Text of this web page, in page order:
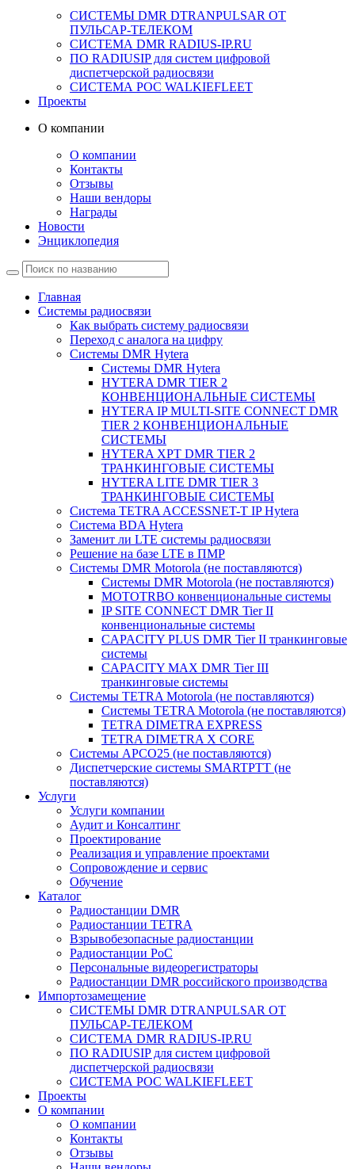
СИСТЕМЫ DMR DTRANPULSAR ОТ
ПУЛЬСАР-ТЕЛЕКОМ
СИСТЕМА DMR RADIUS-IP.RU
ПО RADIUSIP для систем цифровой
диспетчерской радиосвязи
CИСТЕМА POC WALKIEFLEET
Проекты
О компании
О компании
Контакты
Отзывы
Наши вендоры
Награды
Новости
Энциклопедия
Главная
Системы радиосвязи
Как выбрать систему радиосвязи
Переход с аналога на цифру
Системы DMR Hytera
Системы DMR Hytera
HYTERA DMR TIER 2
КОНВЕНЦИОНАЛЬНЫЕ СИСТЕМЫ
HYTERA IP MULTI-SITE CONNECT DMR
TIER 2 КОНВЕНЦИОНАЛЬНЫЕ
СИСТЕМЫ
HYTERA XPT DMR TIER 2
ТРАНКИНГОВЫЕ СИСТЕМЫ
HYTERA LITE DMR TIER 3
ТРАНКИНГОВЫЕ СИСТЕМЫ
Система TETRA ACCESSNET-T IP Hytera
Система BDA Hytera
Заменит ли LTE системы радиосвязи
Решение на базе LTE в ПМР
Системы DMR Motorola (не поставляются)
Системы DMR Motorola (не поставляются)
MOTOTRBO конвенциональные системы
IP SITE CONNECT DMR Tier II
конвенциональные системы
CAPACITY PLUS DMR Tier II транкинговые
системы
CAPACITY MAX DMR Tier III
транкинговые системы
Системы TETRA Motorola (не поставляются)
Системы TETRA Motorola (не поставляются)
TETRA DIMETRA EXPRESS
TETRA DIMETRA X CORE
Системы APCO25 (не поставляются)
Диспетчерские системы SMARTPTT (не
поставляются)
Услуги
Услуги компании
Аудит и Консалтинг
Проектирование
Реализация и управление проектами
Сопровождение и сервис
Обучение
Каталог
Радиостанции DMR
Радиостанции TETRA
Взрывобезопасные радиостанции
Радиостанции PoC
Персональные видеорегистраторы
Радиостанции DMR российского производства
Импортозамещение
СИСТЕМЫ DMR DTRANPULSAR ОТ
ПУЛЬСАР-ТЕЛЕКОМ
СИСТЕМА DMR RADIUS-IP.RU
ПО RADIUSIP для систем цифровой
диспетчерской радиосвязи
CИСТЕМА POC WALKIEFLEET
Проекты
О компании
О компании
Контакты
Отзывы